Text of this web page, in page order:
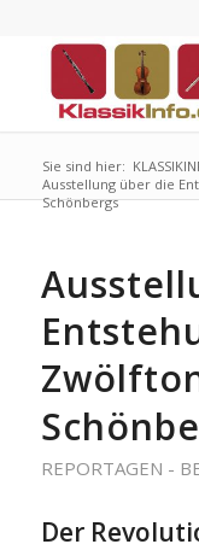
Sie sind hier:
Ausstellung über die
Schönbergs
REPORTAGEN -
Der